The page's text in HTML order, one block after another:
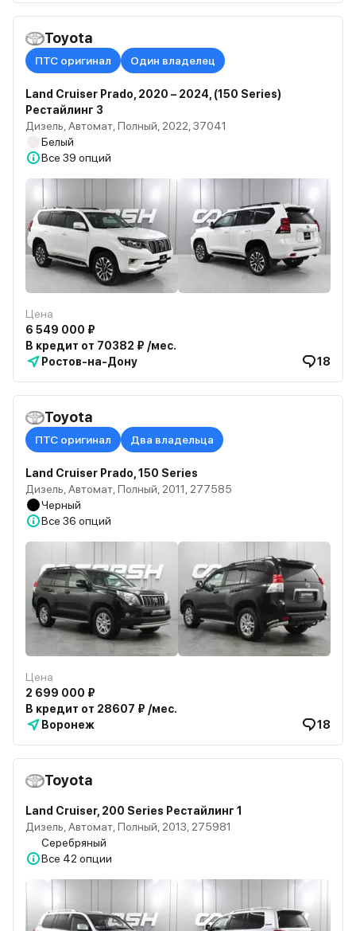
Toyota
ПТС оригинал Один владелец
Land Cruiser Prado, 2020 – 2024, (150 Series)
Рестайлинг 3
Дизель, Автомат, Полный, 2022, 37041
Белый
Все 39 опций
Цена
6 549 000 ₽
В кредит от 70382 ₽ /мес.
Ростов-на-Дону
18
Toyota
ПТС оригинал Два владельца
Land Cruiser Prado, 150 Series
Дизель, Автомат, Полный, 2011, 277585
Черный
Все 36 опций
Цена
2 699 000 ₽
В кредит от 28607 ₽ /мес.
Воронеж
18
Toyota
Land Cruiser, 200 Series Рестайлинг 1
Дизель, Автомат, Полный, 2013, 275981
Серебряный
Все 42 опции